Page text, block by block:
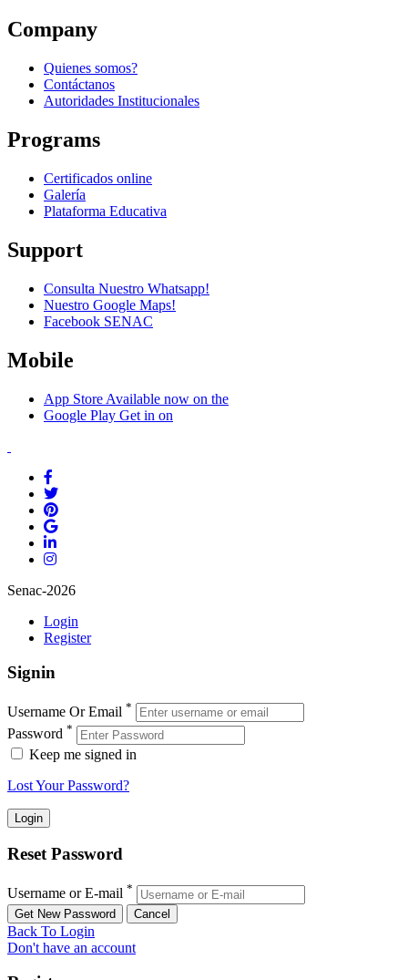
Company
Quienes somos?
Contáctanos
Autoridades Institucionales
Programs
Certificados online
Galería
Plataforma Educativa
Support
Consulta Nuestro Whatsapp!
Nuestro Google Maps!
Facebook SENAC
Mobile
App Store Available now on the
Google Play Get in on
Senac-2026
Login
Register
Signin
Username Or Email *
Password *
Keep me signed in
Lost Your Password?
Reset Password
Username or E-mail *
Back To Login
Don't have an account